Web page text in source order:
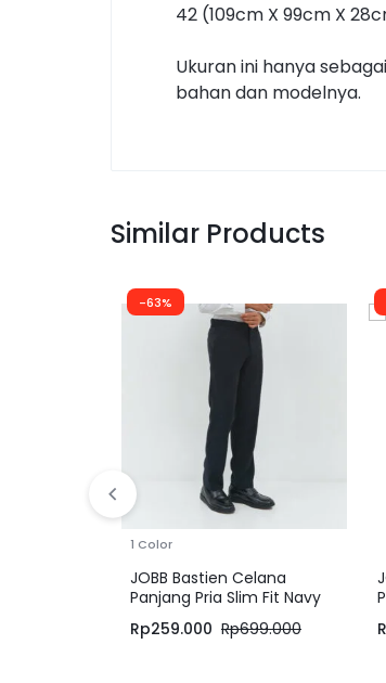
42 (109cm X 99cm X
Ukuran ini hanya
bahan dan modelnya.
Similar Products
-63%
1 Color
JOBB Bastien Celana
Panjang Pria Slim Fit Navy
Rp259.000 Rp699.000